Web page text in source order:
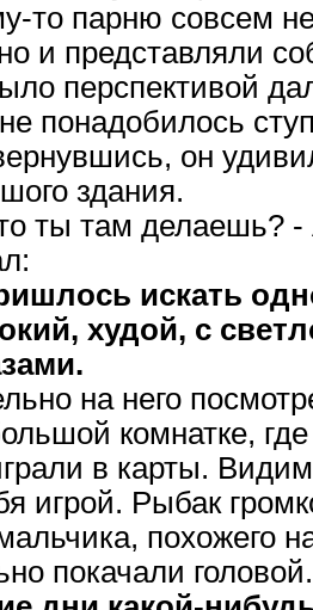
то парню совсем
и представляли
перспективой
понадобилось
он
здания.
ты там делаешь?
искать
худой, с
на него
комнатке,
в карты.
игрой. Рыбак
похожего
покачали головой.